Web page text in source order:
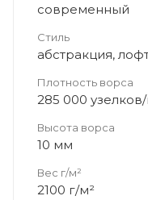
современный
Стиль
абстракция,
Плотность ворса
285 000
Высота ворса
10 мм
Вес г/м²
2100 г/м²